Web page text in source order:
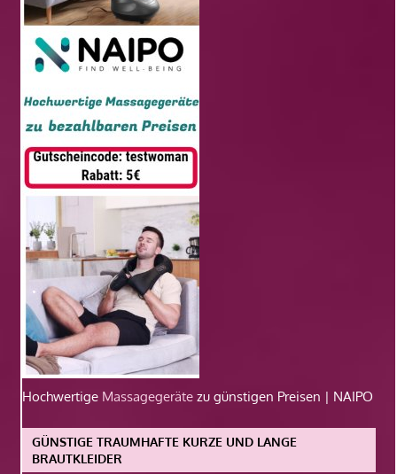
Hochwertige Massagegeräte zu günstigen Preisen | NAIPO
GÜNSTIGE TRAUMHAFTE KURZE UND LANGE
BRAUTKLEIDER